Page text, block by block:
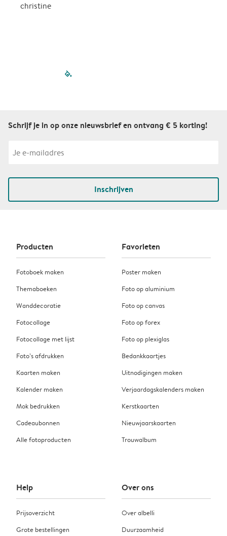
christine
filled-pagination
Schrijf je in op onze nieuwsbrief en ontvang € 5 korting!
Inschrijven
Producten
Fotoboek maken
Themaboeken
Wanddecoratie
Fotocollage
Fotocollage met lijst
Foto’s afdrukken
Kaarten maken
Kalender maken
Mok bedrukken
Cadeaubonnen
Alle fotoproducten
Favorieten
Poster maken
Foto op aluminium
Foto op canvas
Foto op forex
Foto op plexiglas
Bedankkaartjes
Uitnodigingen maken
Verjaardagskalenders maken
Kerstkaarten
Nieuwjaarskaarten
Trouwalbum
Help
Prijsoverzicht
Grote bestellingen
Over ons
Over albelli
Duurzaamheid